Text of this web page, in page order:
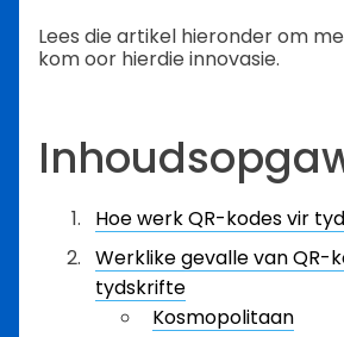
Lees die artikel hieronder om
kom oor hierdie innovasie.
Hoe werk QR-kodes vir
Werklike gevalle van QR-
tydskrifte
Kosmopolitaan